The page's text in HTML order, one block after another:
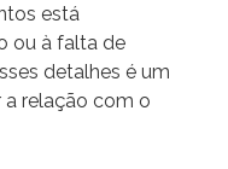
está
ou à falta de
detalhes é um
relação com o